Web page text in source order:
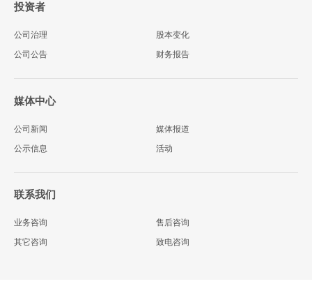
投资者
公司治理
股本变化
公司公告
财务报告
媒体中心
公司新闻
媒体报道
公示信息
活动
联系我们
业务咨询
售后咨询
其它咨询
致电咨询